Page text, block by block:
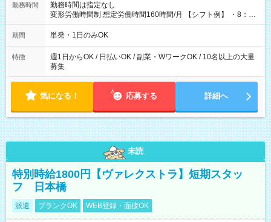
勤務時間
勤務時間は指定なし
変形労働時間制 想定労働時間160時間/月 【シフト例】 ・8：00
～21：00
期間 単発・1日のみOK
特徴
週1日からOK / 日払いOK / 副業・WワークOK / 10名以上の大量
募集
気になる！ 応募する 詳細へ
未読
特別時給1800円【ヴァレクストラ】短期スタッ
フ 日本橋
派遣 ブランクOK WEB登録・面接OK